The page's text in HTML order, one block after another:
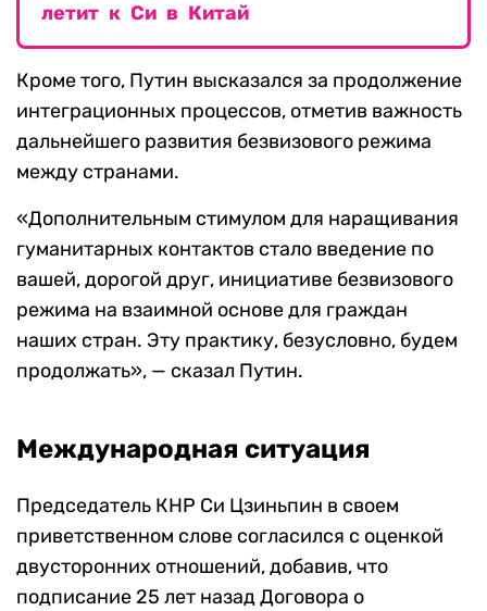
летит к Си в Китай
Кроме того, Путин высказался за продолжение
интеграционных процессов, отметив важность
дальнейшего развития безвизового режима
между странами.
«Дополнительным стимулом для наращивания
гуманитарных контактов стало введение по
вашей, дорогой друг, инициативе безвизового
режима на взаимной основе для граждан
наших стран. Эту практику, безусловно, будем
продолжать», — сказал Путин.
Международная ситуация
Председатель КНР Си Цзиньпин в своем
приветственном слове согласился с оценкой
двусторонних отношений, добавив, что
подписание 25 лет назад Договора о